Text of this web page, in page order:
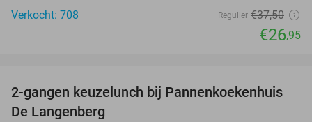
Verkocht: 708
Regulier €37,50
€26,95
44%
2-gangen keuzelunch bij Pannenkoekenhuis
De Langenberg